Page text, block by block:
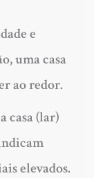
e
uma casa
ao redor.
casa (lar)
elevados.